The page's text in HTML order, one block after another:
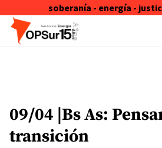
soberanía - energía -
Skip to content
09/04 |Bs As:
transición